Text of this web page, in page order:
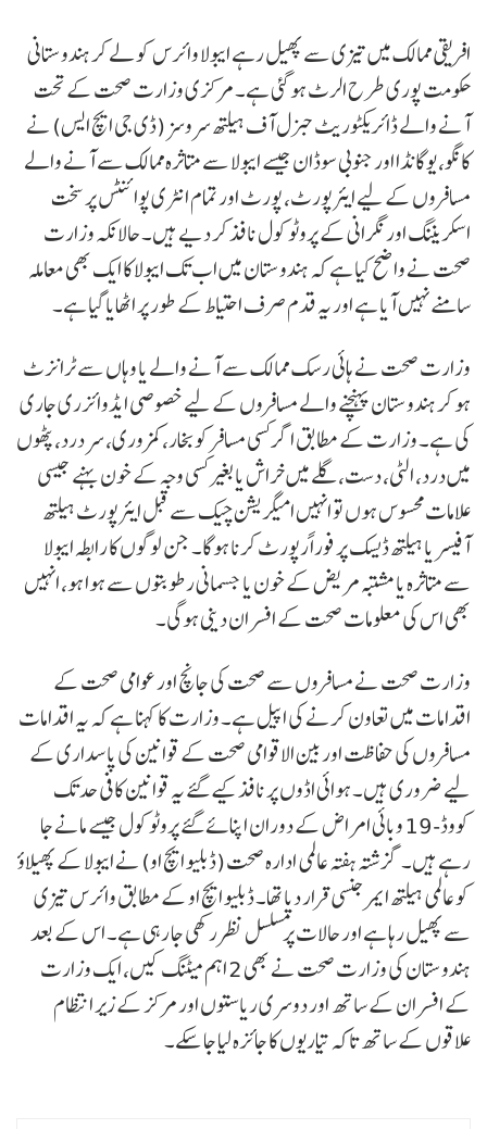
افریقی ممالک میں تیزی سے پھیل رہے ایبولا وائرس کو لے کر ہندوستانی
حکومت پوری طرح الرٹ ہو گئی ہے۔ مرکزی وزارت صحت کے تحت
آنے والے ڈائریکٹوریٹ جنرل آف ہیلتھ سروسز (ڈی جی ایچ ایس) نے
کانگو، یوگانڈا اور جنوبی سوڈان جیسے ایبولا سے متاثرہ ممالک سے آنے والے
مسافروں کے لیے ایئرپورٹ، پورٹ اور تمام انٹری پوائنٹس پر سخت
اسکریننگ اور نگرانی کے پروٹوکول نافذ کر دیے ہیں۔ حالانکہ وزارت
صحت نے واضح کیا ہے کہ ہندوستان میں اب تک ایبولا کا ایک بھی معاملہ
سامنے نہیں آیا ہے اور یہ قدم صرف احتیاط کے طور پر اٹھایا گیا ہے۔
وزارت صحت نے ہائی رسک ممالک سے آنے والے یا وہاں سے ٹرانزٹ
ہو کر ہندوستان پہنچنے والے مسافروں کے لیے خصوصی ایڈوائزری جاری
کی ہے۔ وزارت کے مطابق اگر کسی مسافر کو بخار، کمزوری، سر درد، پٹھوں
میں درد، الٹی، دست، گلے میں خراش یا بغیر کسی وجہ کے خون بہنے جیسی
علامات محسوس ہوں تو انہیں امیگریشن چیک سے قبل ایئرپورٹ ہیلتھ
آفیسر یا ہیلتھ ڈیسک پر فوراً رپورٹ کرنا ہوگا۔ جن لوگوں کا رابطہ ایبولا
سے متاثرہ یا مشتبہ مریض کے خون یا جسمانی رطوبتوں سے ہوا ہو، انہیں
بھی اس کی معلومات صحت کے افسران دینی ہوگی۔
وزارت صحت نے مسافروں سے صحت کی جانچ اور عوامی صحت کے
اقدامات میں تعاون کرنے کی اپیل ہے۔ وزارت کا کہنا ہے کہ یہ اقدامات
مسافروں کی حفاظت اور بین الاقوامی صحت کے قوانین کی پاسداری کے
لیے ضروری ہیں۔ ہوائی اڈوں پر نافذ کیے گئے یہ قوانین کافی حد تک
کووڈ-19 وبائی امراض کے دوران اپنائے گئے پروٹوکول جیسے مانے جا
رہے ہیں۔ گزشتہ ہفتہ عالمی ادارہ صحت (ڈبلیو ایچ او) نے ایبولا کے پھیلاؤ
کو عالمی ہیلتھ ایمرجنسی قرار دیا تھا۔ ڈبلیو ایچ او کے مطابق وائرس تیزی
سے پھیل رہا ہے اور حالات پر مسلسل نظر رکھی جا رہی ہے۔ اس کے بعد
ہندوستان کی وزارت صحت نے بھی 2 اہم میٹنگ کیں، ایک وزارت
کے افسران کے ساتھ اور دوسری ریاستوں اور مرکز کے زیر انتظام
علاقوں کے ساتھ تاکہ تیاریوں کا جائزہ لیا جا سکے۔